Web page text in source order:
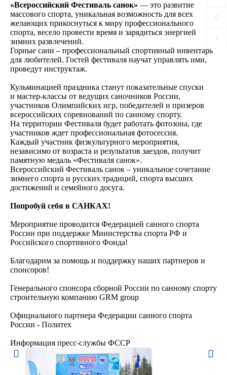
«Всероссийский Фестиваль санок» — это развитие
массового спорта, уникальная возможность для всех
желающих прикоснуться к миру профессионального
спорта, весело провести время и зарядиться энергией
зимних развлечений.
Горные сани – профессиональный спортивный инвентарь
для любителей. Гостей фестиваля научат управлять ими,
проведут инструктаж.
Кульминацией праздника станут показательные спуски
и мастер-классы от ведущих саночников России,
участников Олимпийских игр, победителей и призеров
всероссийских соревнований по санному спорту.
На территории Фестиваля будет работать фотозона, где
участников ждет профессиональная фотосессия.
Каждый участник физкультурного мероприятия,
независимо от возраста и результатов заездов, получит
памятную медаль «Фестиваля санок».
Всероссийский Фестиваль санок – уникальное сочетание
зимнего спорта и русских традиций, спорта высших
достижений и семейного досуга.
Попробуй себя в САНКАХ!
Мероприятие проводится Федерацией санного спорта
России при поддержке Министерства спорта РФ и
Российского спортивного Фонда!
Благодарим за помощь и поддержку наших партнеров и
спонсоров!
Генерального спонсора сборной России по санному спорту
строительную компанию GRM group
Официального партнера Федерации санного спорта
России - Политех
Информация пресс-службы ФССР